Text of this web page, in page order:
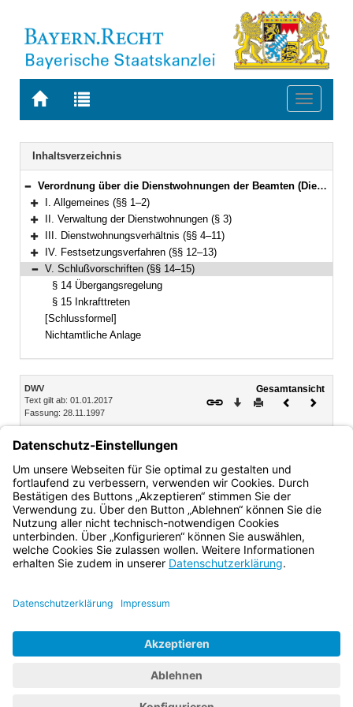
Zur
BAYERN.RECHT
Zur
letzten
Suche
Toggle
Navigation
Inhaltsverzeichnis
Bereich reduzieren
Verordnung über die Dienstwohnungen der Beamten (Dienstwohnungsverordnung – DWV –) Vom 28. November 1997 (GVBl. S. 866) BayRS 2030-2-30-F (§§ 1–15)
Bereich erweitern
I. Allgemeines (§§ 1–2)
Bereich erweitern
II. Verwaltung der Dienstwohnungen (§ 3)
Bereich erweitern
III. Dienstwohnungsverhältnis (§§ 4–11)
Bereich erweitern
IV. Festsetzungsverfahren (§§ 12–13)
Bereich reduzieren
V. Schlußvorschriften (§§ 14–15)
§ 14 Übergangsregelung
§ 15 Inkrafttreten
[Schlussformel]
Nichtamtliche Anlage
Inhalt
DWV
Text gilt ab: 01.01.2017
Fassung: 28.11.1997
Gesamtansicht
Download
DruckenVorheriges
V. Schlußvorschriften
§ 14 Übergangsregelung
§ 15 Inkrafttreten
Bayern.de
BayernPortal
Impressum